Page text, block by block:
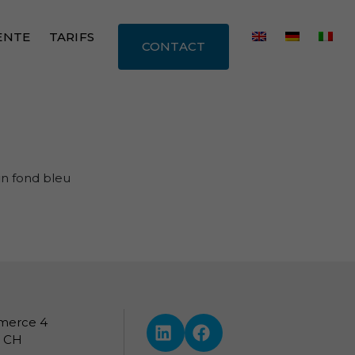
TARIFS
CONTACT
fond bleu
4
LinkedIn — i4M Services
Facebook